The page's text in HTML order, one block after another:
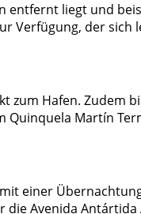
entfernt liegt und
Verfügung, der sich
zum Hafen. Zudem
Quinquela Martín
einer
die Avenida